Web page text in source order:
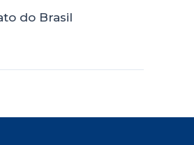
do Brasil